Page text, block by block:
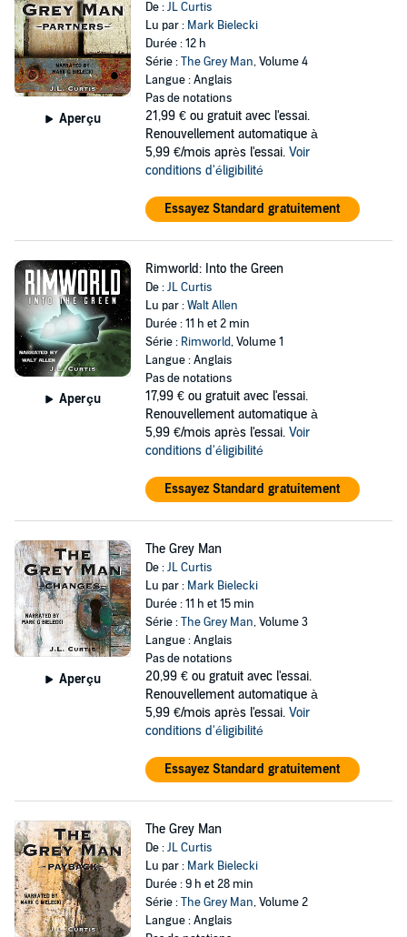
Aperçu
De :JL Curtis
Lu par : Mark Bielecki
Durée : 12 h
Série :The Grey Man, Volume 4
Langue : Anglais
Pas de notations
21,99 € ou gratuit avec l'essai.
Renouvellement automatique à
5,99 €/mois après l'essai. Voir
conditions d'éligibilité
Essayez Standard gratuitement
Aperçu
Rimworld: Into the Green
De :JL Curtis
Lu par :Walt Allen
Durée : 11 h et 2 min
Série : Rimworld, Volume 1
Langue : Anglais
Pas de notations
17,99 € ou gratuit avec l'essai.
Renouvellement automatique à
5,99 €/mois après l'essai. Voir
conditions d'éligibilité
Essayez Standard gratuitement
Aperçu
The Grey Man
De :JL Curtis
Lu par : Mark Bielecki
Durée : 11 h et 15 min
Série :The Grey Man, Volume 3
Langue : Anglais
Pas de notations
20,99 € ou gratuit avec l'essai.
Renouvellement automatique à
5,99 €/mois après l'essai. Voir
conditions d'éligibilité
Essayez Standard gratuitement
The Grey Man
De :JL Curtis
Lu par : Mark Bielecki
Durée : 9 h et 28 min
Série :The Grey Man, Volume 2
Langue : Anglais